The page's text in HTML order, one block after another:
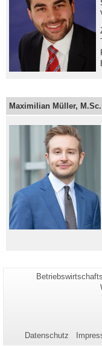
Maximilian Müller,
Seiten-
Datenschutz